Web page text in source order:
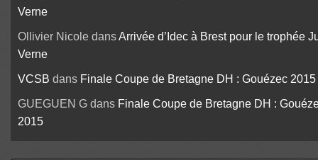
Verne
Ollivier NicoledansArrivée d’Idec à Brest pour le trophée
Verne
VCSB dans Finale Coupe de Bretagne DH : Gouézec 2015
GUEGUEN Gdans Finale Coupe de Bretagne DH :
2015